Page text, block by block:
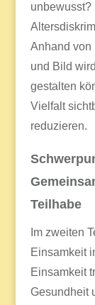
unbewusst?
Anhand von
und Bild
gestalten
Vielfalt
reduzieren.
Teilhabe
Im zweiten
Einsamkeit
Einsamkeit
Gesundheit